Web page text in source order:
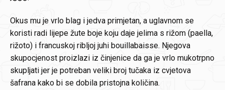
Okus mu je vrlo blag i jedva primjetan, a uglavnom se
koristi radi lijepe žute boje koju daje jelima s rižom (paella,
rižoto) i francuskoj ribljoj juhi bouillabaisse. Njegova
skupocjenost proizlazi iz činjenice da ga je vrlo mukotrpno
skupljati jer je potreban veliki broj tučaka iz cvjetova
šafrana kako bi se dobila pristojna količina.